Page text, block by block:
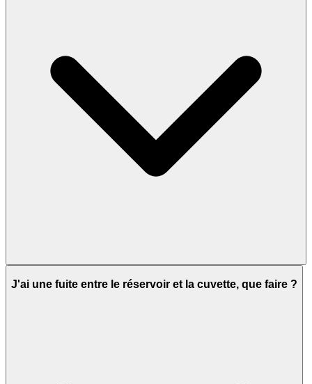
J'ai une fuite entre le réservoir et la cuvette, que faire ?